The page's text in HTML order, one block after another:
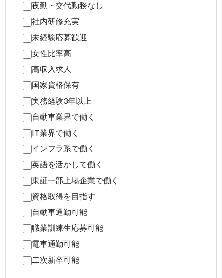
夜勤・交代勤務なし
社内研修充実
未経験応募歓迎
女性比率高
高収入求人
国家資格保有
実務経験3年以上
自動車業界で働く
IT業界で働く
インフラ系で働く
英語を活かして働く
東証一部上場企業で働く
資格取得を目指す
自動車通勤可能
職業訓練生応募可能
電車通勤可能
二次新卒可能